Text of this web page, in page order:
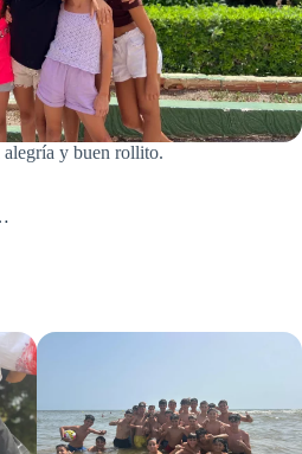
y buen rollito.